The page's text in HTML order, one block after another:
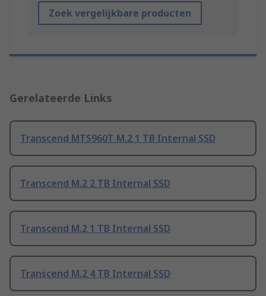
Zoek vergelijkbare producten
Gerelateerde Links
Transcend MTS960T M.2 1 TB Internal SSD
Transcend M.2 2 TB Internal SSD
Transcend M.2 1 TB Internal SSD
Transcend M.2 4 TB Internal SSD